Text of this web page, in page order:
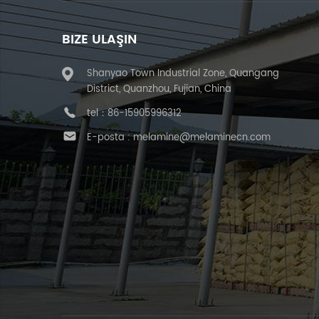
BIZE ULAŞIN
Shanyao Town Industrial Zone, Quangang
District, Quanzhou, Fujian, China
tel：86-15905996312
E-posta :melamine@melaminecn.com